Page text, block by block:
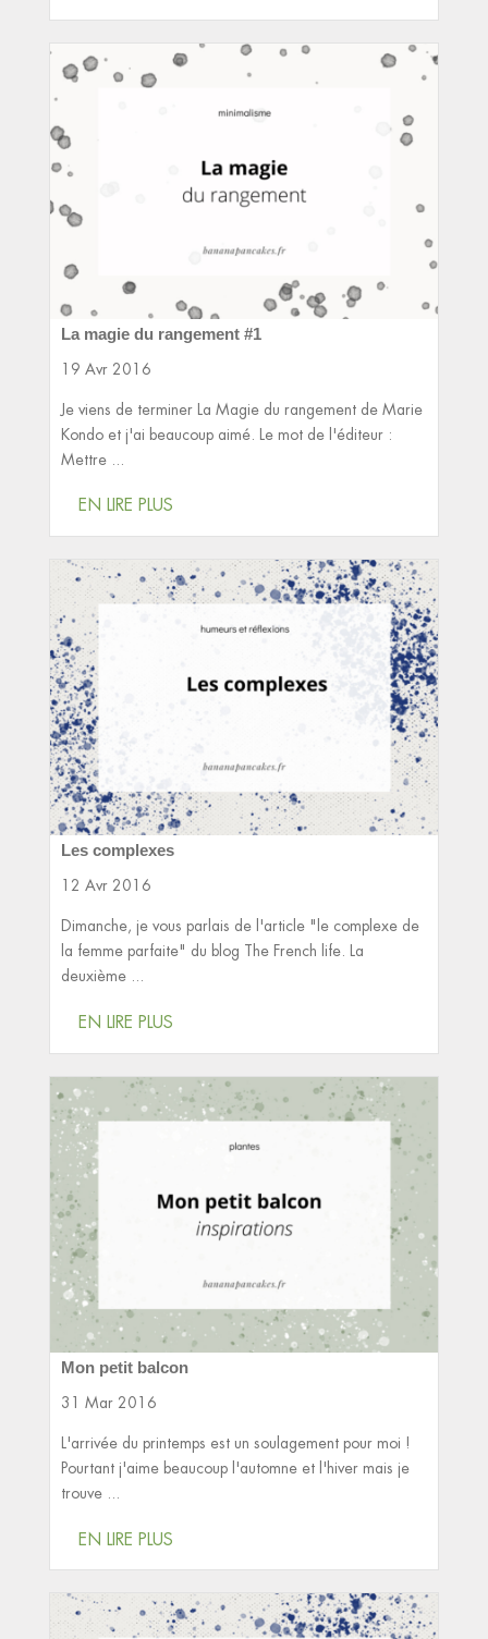
La magie du rangement #1
19 Avr 2016
Je viens de terminer La Magie du rangement de Marie
Kondo et j'ai beaucoup aimé. Le mot de l'éditeur :
Mettre ...
EN LIRE PLUS
Les complexes
12 Avr 2016
Dimanche, je vous parlais de l'article "le complexe de
la femme parfaite" du blog The French life. La
deuxième ...
EN LIRE PLUS
Mon petit balcon
31 Mar 2016
L'arrivée du printemps est un soulagement pour moi !
Pourtant j'aime beaucoup l'automne et l'hiver mais je
trouve ...
EN LIRE PLUS